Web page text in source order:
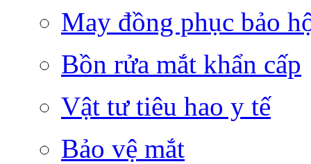
May đồng phục bảo
Bồn rửa mắt khẩn cấp
Vật tư tiêu hao y tế
Bảo vệ mắt